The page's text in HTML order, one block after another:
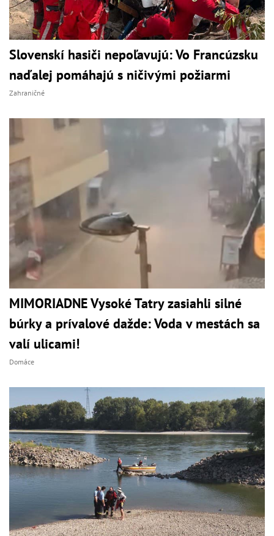
Slovenskí hasiči nepoľavujú: Vo Francúzsku
naďalej pomáhajú s ničivými požiarmi
Zahraničné
MIMORIADNE Vysoké Tatry zasiahli silné
búrky a prívalové dažde: Voda v mestách sa
valí ulicami!
Domáce